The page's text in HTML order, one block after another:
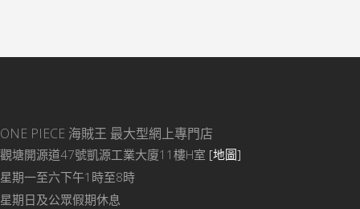
ONE PIECE 海賊王 最大型網上專門店
觀塘開源道47號凱源工業大廈11樓H室 [地圖]
星期一至六下午1時至8時
星期日及公眾假期休息